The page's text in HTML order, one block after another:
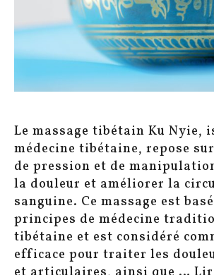
Le massage tibétain Ku Nyie,
médecine tibétaine, repose
de pression et de
la douleur et améliorer la
sanguine. Ce massage est
principes de médecine
tibétaine et est considéré
efficace pour traiter les